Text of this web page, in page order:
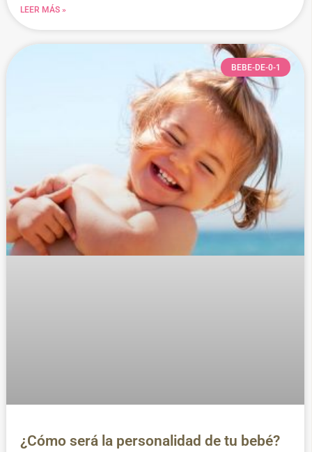
LEER MÁS »
BEBE-DE-0-1
¿Cómo será la personalidad de tu bebé?